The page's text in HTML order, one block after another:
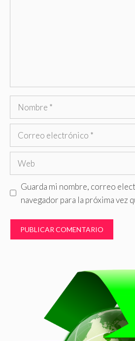
Nombre
Correo
Web
Guarda mi nombre, correo
navegador para la próxima vez